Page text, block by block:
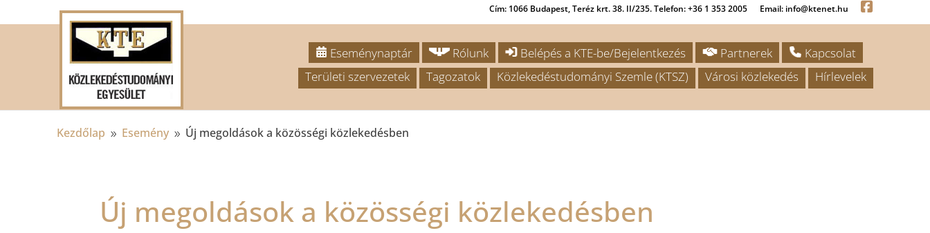
Cím: 1066 Budapest, Teréz krt. 38. II/235. Telefon: +36 1 353 2005 Email: info@ktenet.hu
Eseménynaptár Rólunk Belépés a KTE-be/Bejelentkezés Partnerek
Kapcsolat
.Területi szervezetek Tagozatok Közlekedéstudományi Szemle (KTSZ) Városi közlekedés Hírlevelek
Kezdőlap 9 Esemény 9 Új megoldások a közösségi közlekedésben
Új megoldások a közösségi közlekedésben